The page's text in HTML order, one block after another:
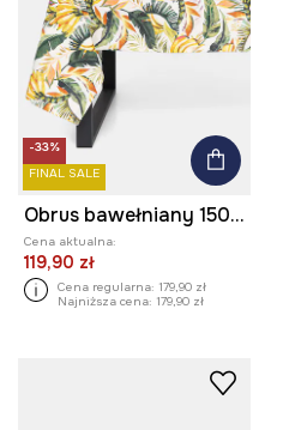
-33%
FINAL SALE
Obrus bawełniany 150 x 250 cm
Cena aktualna:
119,90 zł
Cena regularna: 179,90 zł
Najniższa cena: 179,90 zł